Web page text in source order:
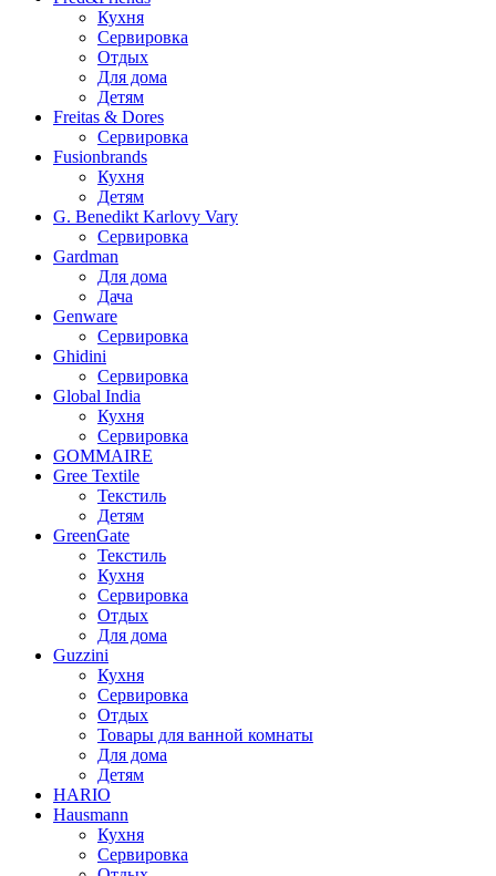
Кухня
Сервировка
Отдых
Для дома
Детям
Freitas & Dores
Сервировка
Fusionbrands
Кухня
Детям
G. Benedikt Karlovy Vary
Сервировка
Gardman
Для дома
Дача
Genware
Сервировка
Ghidini
Сервировка
Global India
Кухня
Сервировка
GOMMAIRE
Gree Textile
Текстиль
Детям
GreenGate
Текстиль
Кухня
Сервировка
Отдых
Для дома
Guzzini
Кухня
Сервировка
Отдых
Товары для ванной комнаты
Для дома
Детям
HARIO
Hausmann
Кухня
Сервировка